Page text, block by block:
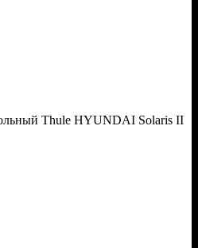
Thule HYUNDAI Solaris II